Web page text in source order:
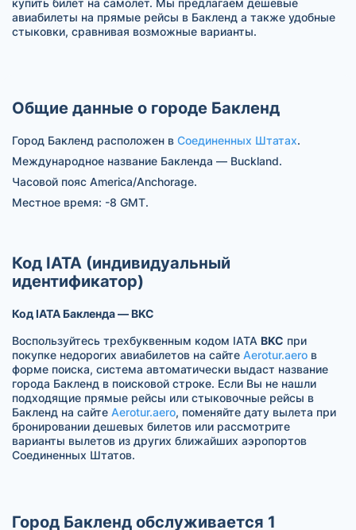
авиабилеты на прямые рейсы в Бакленд а также удобные
стыковки, сравнивая возможные варианты.
Общие данные о городе Бакленд
Город Бакленд расположен в Соединенных Штатах.
Международное название Бакленда — Buckland.
Часовой пояс America/Anchorage.
Местное время: -8 GMT.
Код IATA (индивидуальный
идентификатор)
Код IATA Бакленда — BKC
Воспользуйтесь трехбуквенным кодом IATA BKC при
покупке недорогих авиабилетов на сайте Aerotur.aero в
форме поиска, система автоматически выдаст название
города Бакленд в поисковой строке. Если Вы не нашли
подходящие прямые рейсы или стыковочные рейсы в
Бакленд на сайте Aerotur.aero, поменяйте дату вылета при
бронировании дешевых билетов или рассмотрите
варианты вылетов из других ближайших аэропортов
Соединенных Штатов.
Город Бакленд обслуживается 1